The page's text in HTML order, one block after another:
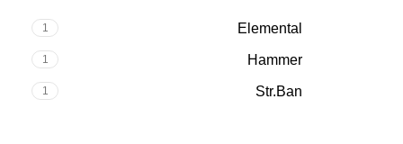
Elemental
1
Hammer
1
Str.Ban
1